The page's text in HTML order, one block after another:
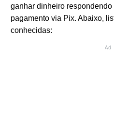
ganhar dinheiro
pagamento via Pix. Abaixo,
conhecidas:
Ad